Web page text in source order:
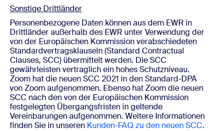
Sonstige Drittländer
Personenbezogene Daten können aus dem EWR in
Drittländer außerhalb des EWR unter Verwendung der
von der Europäischen Kommission verabschiedeten
Standardvertragsklauseln (Standard Contractual
Clauses, SCC) übermittelt werden. Die SCC
gewährleisten vertraglich ein hohes Schutzniveau.
Zoom hat die neuen SCC 2021 in den Standard-DPA
von Zoom aufgenommen. Ebenso hat Zoom die neuen
SCC nach den von der Europäischen Kommission
festgelegten Übergangsfristen in geltende
Vereinbarungen aufgenommen. Weitere Informationen
finden Sie in unseren Kunden-FAQ zu den neuen SCC.